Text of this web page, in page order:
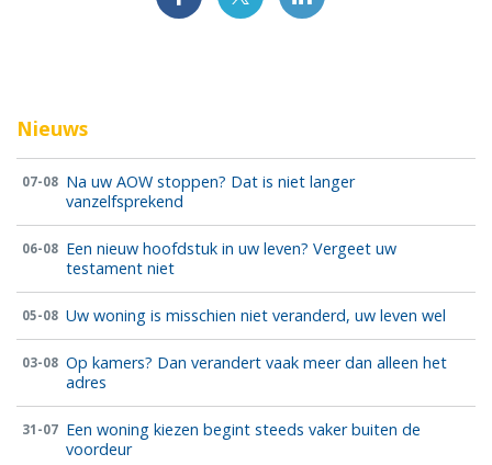
Nieuws
07-08 Na uw AOW stoppen? Dat is niet langer
vanzelfsprekend
06-08 Een nieuw hoofdstuk in uw leven? Vergeet uw
testament niet
05-08 Uw woning is misschien niet veranderd, uw leven wel
03-08 Op kamers? Dan verandert vaak meer dan alleen het
adres
31-07 Een woning kiezen begint steeds vaker buiten de
voordeur